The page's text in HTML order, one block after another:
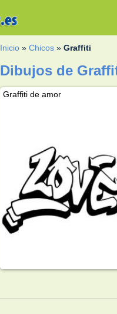
Inicio »Chicos »Graffiti
Dibujos de
Graffiti de amor